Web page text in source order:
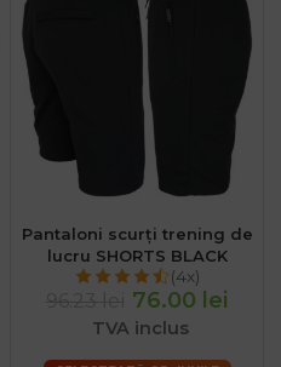
Pantaloni scurți trening de
lucru SHORTS BLACK
(4x)
76.00 lei
TVA inclus